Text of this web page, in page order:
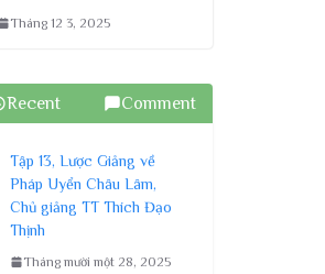
Tháng 12 3, 2025
Recent Comment
Tập 13, Lược Giảng về
Pháp Uyển Châu Lâm,
Chủ giảng TT Thích Đạo
Thịnh
Tháng mười một 28, 2025